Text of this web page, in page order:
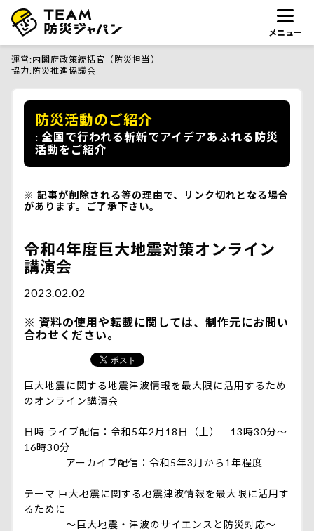
メニュー
運営 内閣府政策統括官（防災担当）
協力 防災推進協議会
防災活動のご紹介
全国で行われる斬新でアイデアあふれる防災
活動をご紹介
記事が削除される等の理由で、リンク切れとなる場合
があります。ご了承下さい。
令和4年度巨大地震対策オンライン
講演会
2023.02.02
資料の使用や転載に関しては、制作元にお問い
合わせください。
巨大地震に関する地震津波情報を最大限に活用するため
のオンライン講演会
日時 ライブ配信：令和5年2月18日（土） 13時30分～
16時30分
アーカイブ配信：令和5年3月から1年程度
テーマ 巨大地震に関する地震津波情報を最大限に活用す
るために
～巨大地震・津波のサイエンスと防災対応～